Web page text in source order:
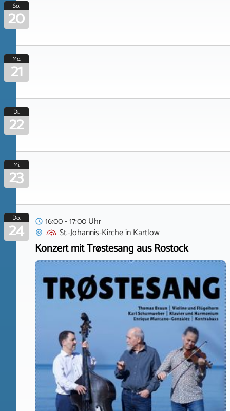
So.
20
Mo.
21
Di.
22
Mi.
23
Do.
24
16:00 - 17:00 Uhr
St.-Johannis-KircheinKartlow
Konzert mit Trøstesang aus Rostock